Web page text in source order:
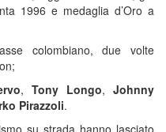
1996 e medaglia d’Oro a
colombiano, due volte
, Tony Longo,Johnny
Pirazzoli.
su strada hanno lasciato